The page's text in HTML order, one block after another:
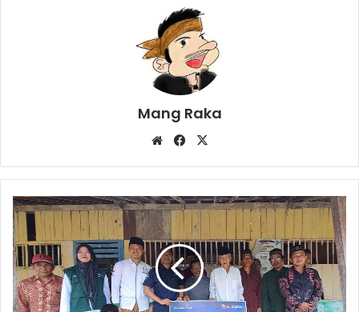
Mang Raka
WebsiteFacebook
Peduli
Korban
Banjir
di
Jawa
TengahXL
Axiata